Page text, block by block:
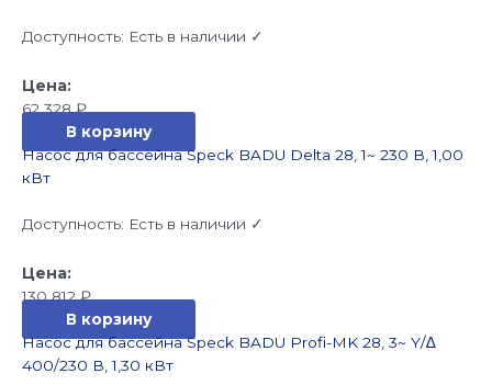
Доступность: Есть в наличии ✓
62 328₽
В корзину
Насос для бассейна Speck BADU Delta 28, 1~ 230 В, 1,00
кВт
Доступность: Есть в наличии ✓
130 812₽
В корзину
Насос для бассейна Speck BADU Profi-MK 28, 3~ Y/∆
400/230 В, 1,30 кВт